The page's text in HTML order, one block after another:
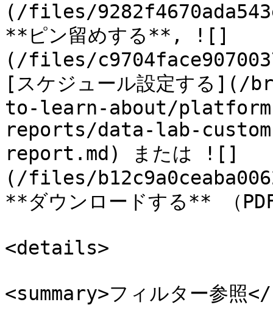
(/files/
**ピン留めする**, ![]
(/files/
[スケジュール設定する
to-learn-about/
reports/data-lab-
report.md) または ![]
(/files/
**ダウンロードする** （
<details>
<summary>フィルター参照